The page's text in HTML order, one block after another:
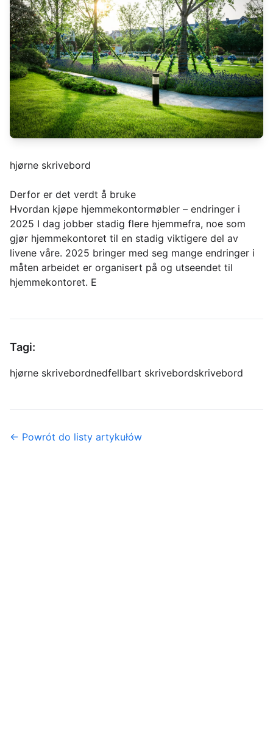
hjørne skrivebord
Derfor er det verdt å bruke
Hvordan kjøpe hjemmekontormøbler – endringer i
2025 I dag jobber stadig flere hjemmefra, noe som
gjør hjemmekontoret til en stadig viktigere del av
livene våre. 2025 bringer med seg mange endringer i
måten arbeidet er organisert på og utseendet til
hjemmekontoret. E
Tagi:
hjørne skrivebordnedfellbart skrivebordskrivebord
← Powrót do listy artykułów